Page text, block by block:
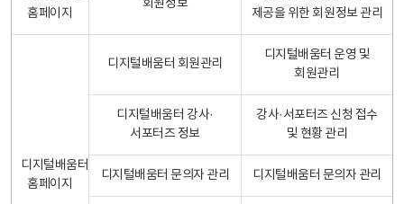
홈페이지
회원정보
제공을 위한 회원정보 관리
디지털배움터
홈페이지
디지털배움터 회원관리
디지털배움터 운영 및
회원관리
디지털배움터 강사·
서포터즈 정보
강사·서포터즈 신청 접수
및 현황 관리
디지털배움터 문의자 관리 디지털배움터 문의자 관리